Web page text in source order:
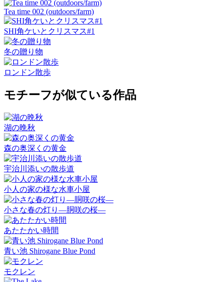
Tea time 002 (outdoors/farm)
SHI角ケいとクリスマス#1
冬の贈り物
ロンドン散歩
モチーフが似ている作品
湖の晩秋
森の奥深くの黄金
宇治川添いの散歩道
小人の家の様な水車小屋
小さな春の灯り―胴咲の桜―
あたたかい時間
青い池 Shirogane Blue Pond
モクレン